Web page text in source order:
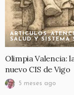
ARTICULOS
SALUD Y SISTEMA
Olimpia Valencia:
nuevo CIS de Vigo
5 meses ago